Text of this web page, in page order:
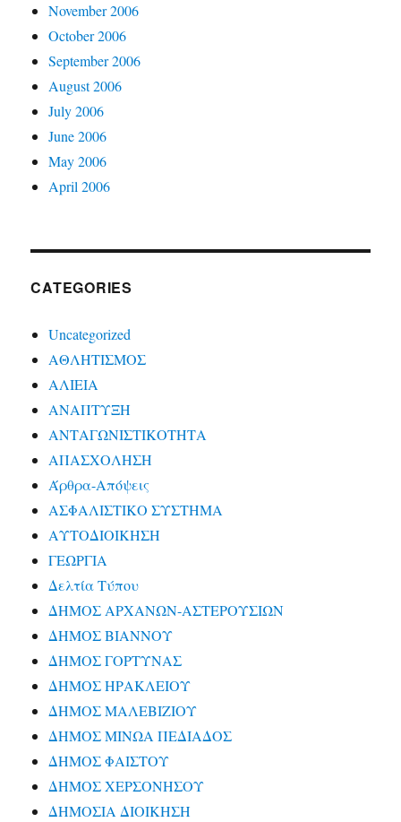
November 2006
October 2006
September 2006
August 2006
July 2006
June 2006
May 2006
April 2006
CATEGORIES
Uncategorized
ΑΘΛΗΤΙΣΜΟΣ
ΑΛΙΕΙΑ
ΑΝΑΠΤΥΞΗ
ΑΝΤΑΓΩΝΙΣΤΙΚΟΤΗΤΑ
ΑΠΑΣΧΟΛΗΣΗ
Άρθρα-Απόψεις
ΑΣΦΑΛΙΣΤΙΚΟ ΣΥΣΤΗΜΑ
ΑΥΤΟΔΙΟΙΚΗΣΗ
ΓΕΩΡΓΙΑ
Δελτία Τύπου
ΔΗΜΟΣ ΑΡΧΑΝΩΝ-ΑΣΤΕΡΟΥΣΙΩΝ
ΔΗΜΟΣ ΒΙΑΝΝΟΥ
ΔΗΜΟΣ ΓΟΡΤΥΝΑΣ
ΔΗΜΟΣ ΗΡΑΚΛΕΙΟΥ
ΔΗΜΟΣ ΜΑΛΕΒΙΖΙΟΥ
ΔΗΜΟΣ ΜΙΝΩΑ ΠΕΔΙΑΔΟΣ
ΔΗΜΟΣ ΦΑΙΣΤΟΥ
ΔΗΜΟΣ ΧΕΡΣΟΝΗΣΟΥ
ΔΗΜΟΣΙΑ ΔΙΟΙΚΗΣΗ